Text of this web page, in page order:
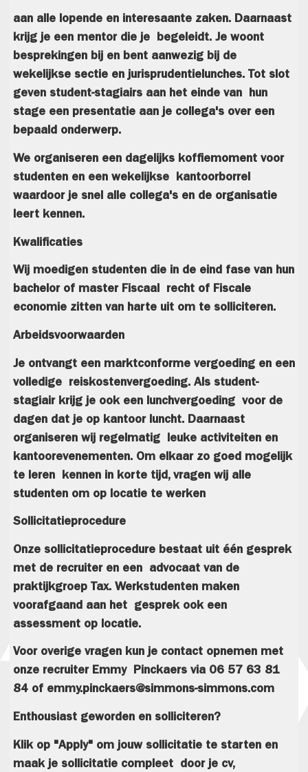
aan alle lopende en interesaante zaken. Daarnaast
krijg je een mentor die je begeleidt. Je woont
besprekingen bij en bent aanwezig bij de
wekelijkse sectie en jurisprudentielunches. Tot slot
geven student-stagiairs aan het einde van hun
stage een presentatie aan je collega's over een
bepaald onderwerp.
We organiseren een dagelijks koffiemoment voor
studenten en een wekelijkse kantoorborrel
waardoor je snel alle collega's en de organisatie
leert kennen.
Kwalificaties
Wij moedigen studenten die in de eind fase van hun
bachelor of master Fiscaal recht of Fiscale
economie zitten van harte uit om te solliciteren.
Arbeidsvoorwaarden
Je ontvangt een marktconforme vergoeding en een
volledige reiskostenvergoeding. Als student-
stagiair krijg je ook een lunchvergoeding voor de
dagen dat je op kantoor luncht. Daarnaast
organiseren wij regelmatig leuke activiteiten en
kantoorevenementen. Om elkaar zo goed mogelijk
te leren kennen in korte tijd, vragen wij alle
studenten om op locatie te werken
Sollicitatieprocedure
Onze sollicitatieprocedure bestaat uit één gesprek
met de recruiter en een advocaat van de
praktijkgroep Tax. Werkstudenten maken
voorafgaand aan het gesprek ook een
assessment op locatie.
Voor overige vragen kun je contact opnemen met
onze recruiter Emmy Pinckaers via 06 57 63 81
84 of emmy.pinckaers@simmons-simmons.com
Enthousiast geworden en solliciteren?
Klik op "Apply" om jouw sollicitatie te starten en
maak je sollicitatie compleet door je cv,